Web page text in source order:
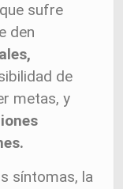
sufre
den
de
metas, y
síntomas, la